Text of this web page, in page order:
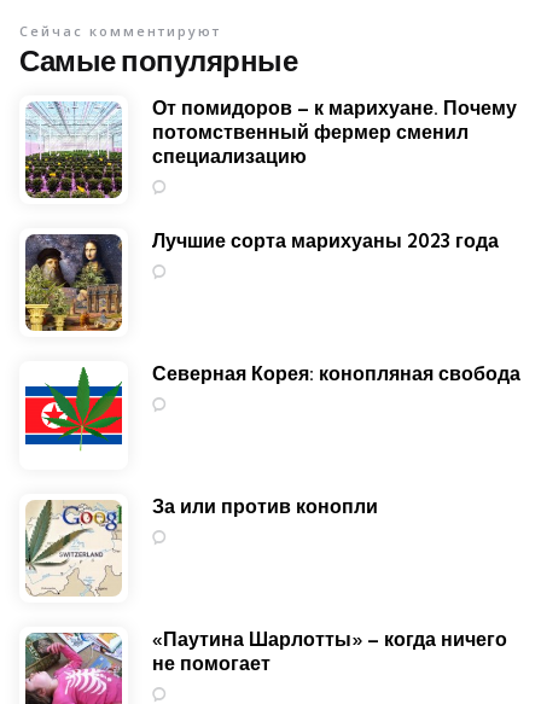
Самые популярные
Сейчас комментируют
От помидоров – к марихуане. Почему
потомственный фермер сменил
специализацию
Лучшие сорта марихуаны 2023 года
Северная Корея: конопляная свобода
За или против конопли
«Паутина Шарлотты» – когда ничего
не помогает